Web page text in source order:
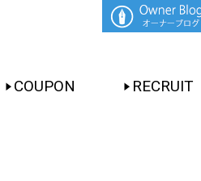
COUPON RECRUIT